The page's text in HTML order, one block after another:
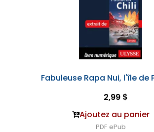
Fabuleuse Rapa Nui, l'île de
2,99 $
Ajoutez au panier
PDF ePub